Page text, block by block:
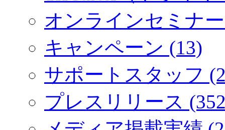
オンラインセミナ
キャンペーン (13)
サポートスタッフ
プレスリリース